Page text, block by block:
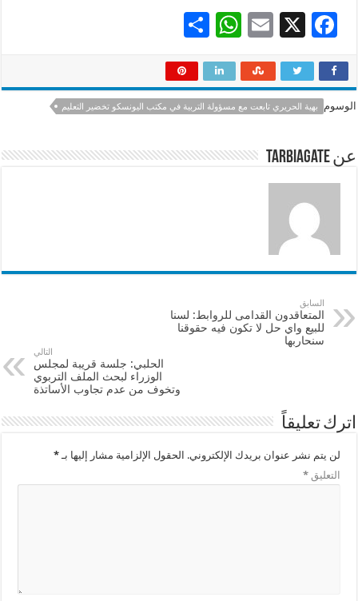
F
e
b
o
k
X
E
ai
l
W
at
sA
p
ar
e
الوسوم بهية الحريري تابعت مع مسؤولة التربية في مكتب اليونسكو تخضير التعليم
عن tarbiagate
السابق
المتعاقدون القدامى للروابط: لسنا
للبيع واي حل لا تكون فيه حقوقنا
سنحاربها
التالي
الحلبي: جلسة قريبة لمجلس
الوزراء لبحث الملف التربوي
وتخوف من عدم تجاوب الأساتذة
اترك تعليقاً
لن يتم نشر عنوان بريدك الإلكتروني. الحقول الإلزامية مشار إليها بـ*
التعليق*